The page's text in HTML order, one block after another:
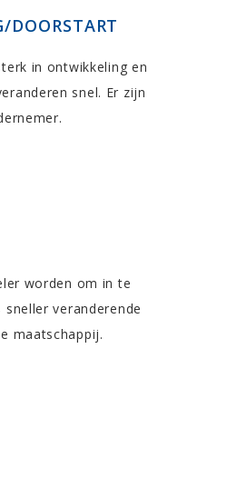
DOORSTART
in ontwikkeling en
snel. Er zijn
worden om in te
veranderende
maatschappij.